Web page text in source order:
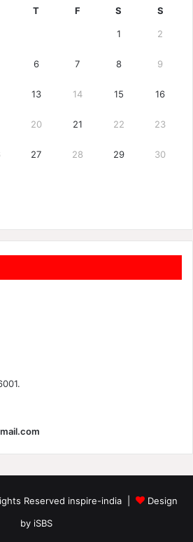
T F S S
1 2
6 7 8 9
13 14 15 16
20 21 22 23
27 28 29 30
Reserved inspire-india |
Design
by iSBS